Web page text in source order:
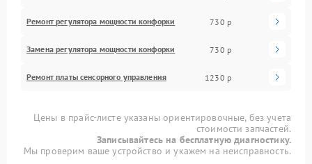
Ремонт регулятора мощности конфорки 730 р
Замена регулятора мощности конфорки 730 р
Ремонт платы сенсорного управления 1230 р
Цены в прайс-листе указаны ориентировочные, без учета
стоимости запчастей.
Записывайтесь на бесплатную диагностику.
Мы проверим ваше устройство и укажем на неисправность.